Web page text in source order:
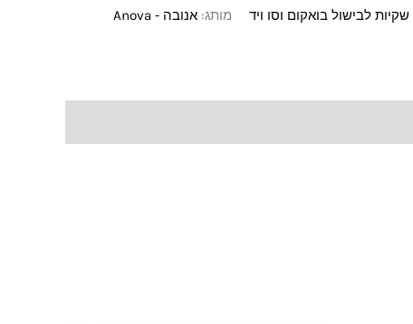
שקיות לבישול בואקום וסו ויד מותג: אנובה - Anova